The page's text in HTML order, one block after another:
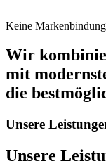
Keine Markenbindung
Wir
mit
die
Unsere
Unsere